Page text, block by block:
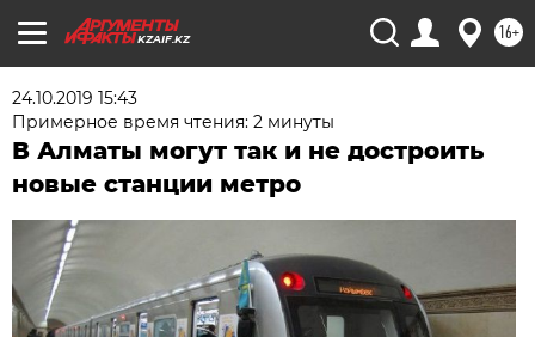
KZAIF.KZ 16+
24.10.2019 15:43
Примерное время чтения: 2 минуты
В Алматы могут так и не достроить
новые станции метро